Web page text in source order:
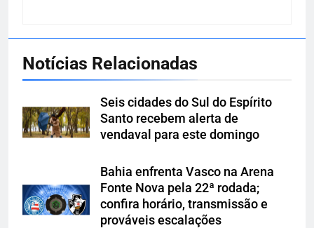
Notícias Relacionadas
Seis cidades do Sul do Espírito
Santo recebem alerta de
vendaval para este domingo
Bahia enfrenta Vasco na Arena
Fonte Nova pela 22ª rodada;
confira horário, transmissão e
prováveis escalações